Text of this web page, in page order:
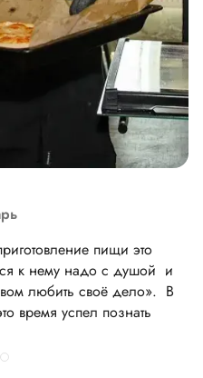
пищи это
к нему надо с душой и
любить своё дело». В
время успел познать